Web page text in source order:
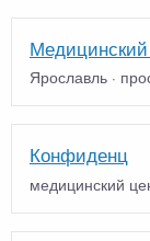
Медицинский
Ярославль ·
Конфиденц
медицинский